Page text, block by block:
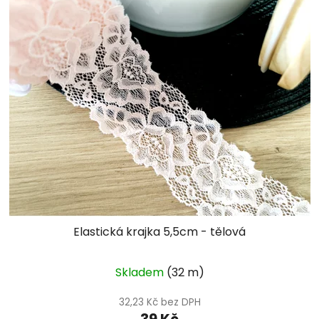
Elastická krajka 5,5cm - tělová
Skladem (32 m)
32,23 Kč bez DPH